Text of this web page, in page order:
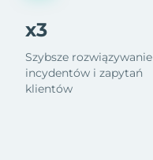
x3
Szybsze rozwiązywanie
incydentów i zapytań
klientów